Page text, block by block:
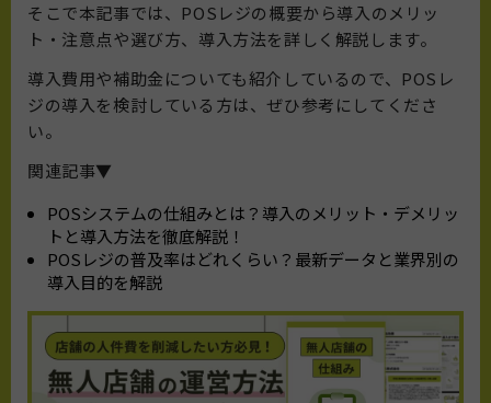
そこで本記事では、POSレジの概要から導入のメリッ
ト・注意点や選び方、導入方法を詳しく解説します。
導入費用や補助金についても紹介しているので、POSレ
ジの導入を検討している方は、ぜひ参考にしてくださ
い。
関連記事▼
POSシステムの仕組みとは？導入のメリット・デメリッ
トと導入方法を徹底解説！
POSレジの普及率はどれくらい？最新データと業界別の
導入目的を解説